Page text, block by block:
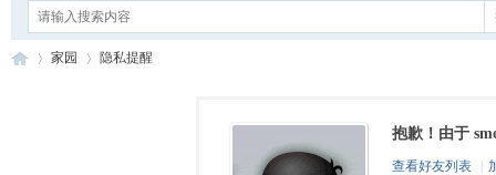
家园 隐私提醒
抱歉！由于
查看好友列表